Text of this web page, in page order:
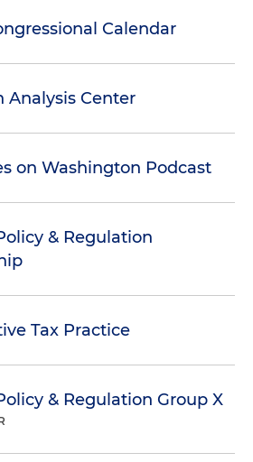
Calendar
Analysis Center
on Washington Podcast
& Regulation
Tax Practice
& Regulation Group X